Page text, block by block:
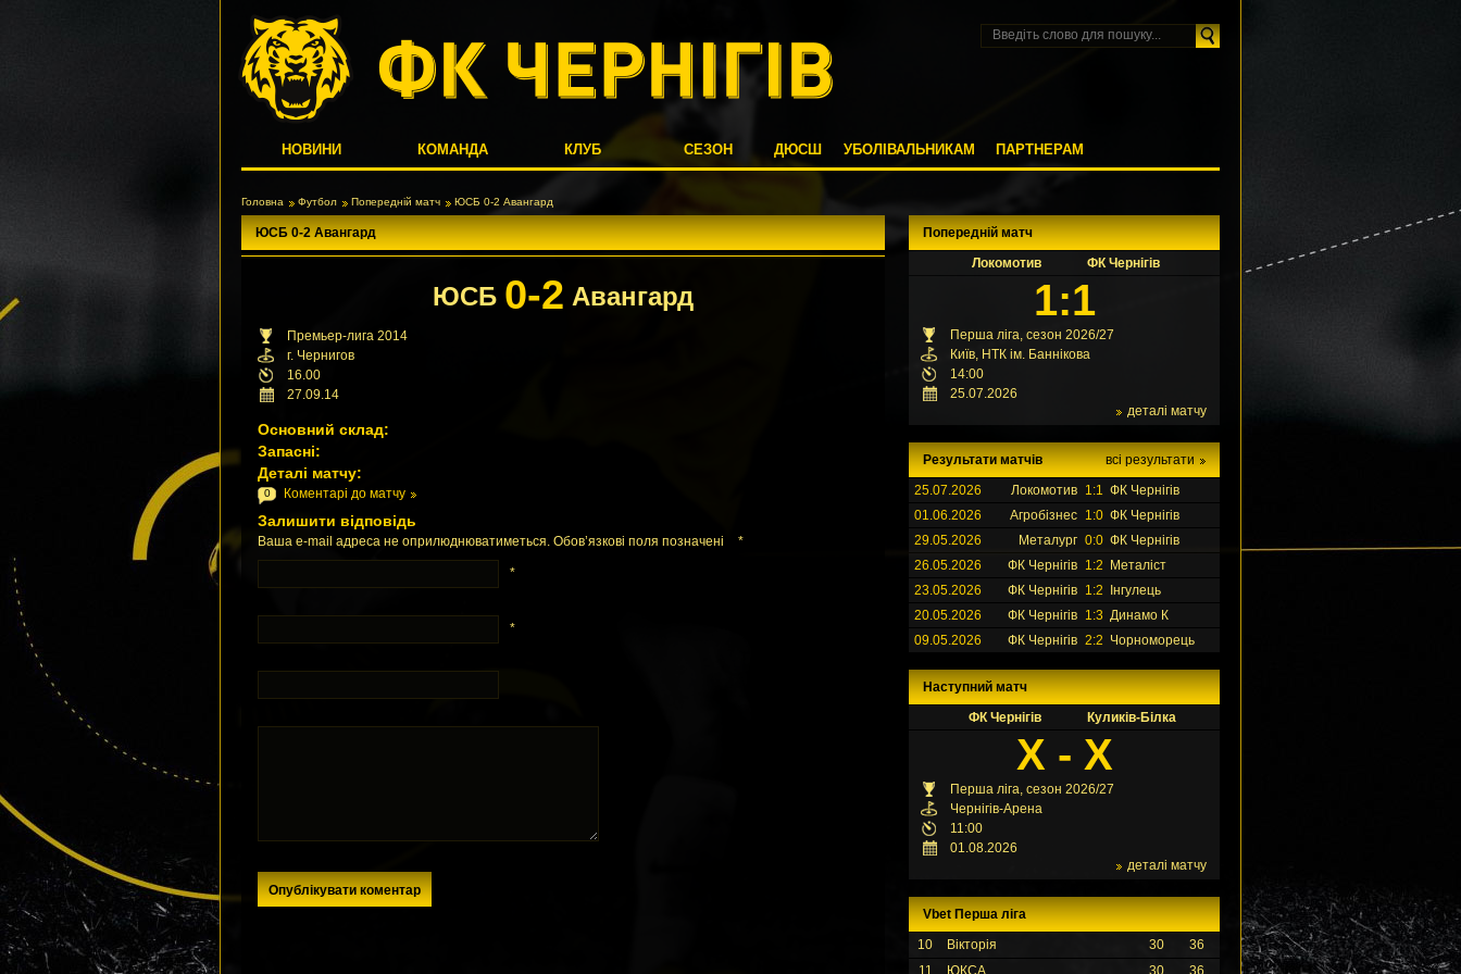
НОВИНИ КОМАНДА КЛУБ СЕЗОН ДЮСШ УБОЛІВАЛЬНИКАМ ПАРТНЕРАМ
Головна Футбол Попередній матч ЮСБ 0-2 Авангард
ЮСБ 0-2 Авангард
ЮСБ 0-2 Авангард
Премьер-лига 2014
г. Чернигов
16.00
27.09.14
Основний склад:
Запасні:
Деталі матчу:
0 Коментарі до матчу
Залишити відповідь
Ваша e-mail адреса не оприлюднюватиметься. Обов’язкові поля позначені *
*
*
Попередній матч
Локомотив
ФК Чернігів
1:1
Перша ліга, сезон 2026/27
Київ, НТК ім. Баннікова
14:00
25.07.2026
деталі матчу
всі результати
Результати матчів
25.07.2026
Локомотив 1:1 ФК Чернігів
01.06.2026
Агробізнес 1:0 ФК Чернігів
29.05.2026
Металург 0:0 ФК Чернігів
26.05.2026
ФК Чернігів 1:2
Металіст
23.05.2026
ФК Чернігів 1:2
Інгулець
20.05.2026
ФК Чернігів 1:3 Динамо К
09.05.2026
ФК Чернігів 2:2 Чорноморець
Наступний матч
ФК Чернігів
Куликів-Білка
X - X
Перша ліга, сезон 2026/27
Чернігів-Арена
11:00
01.08.2026
деталі матчу
Vbet Перша ліга
10
Вікторія 30
36
11
ЮКСА 30 36